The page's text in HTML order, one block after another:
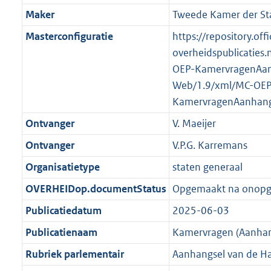
t
a
K
b
2
K
Maker
Tweede Kamer der
Masterconfiguratie
https://
OEP-
Web/1.9/xml/MC-
Ontvanger
V. Maeijer
Ontvanger
V.P.G. Karremans
Organisatietype
staten generaal
OVERHEIDop.documentStatus Opgemaakt na
Publicatiedatum
2025-06-03
Publicatienaam
Kamervragen
Rubriek parlementair
Aanhangsel van de